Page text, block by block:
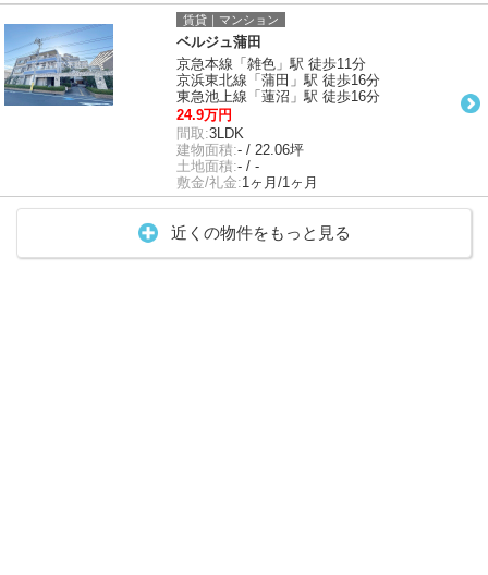
賃貸｜マンション
ベルジュ蒲田
京急本線「雑色」駅 徒歩11分
京浜東北線「蒲田」駅 徒歩16分
東急池上線「蓮沼」駅 徒歩16分
24.9万円
間取:3LDK
建物面積:- / 22.06坪
土地面積:- / -
敷金/礼金:1ヶ月/1ヶ月
近くの物件をもっと見る